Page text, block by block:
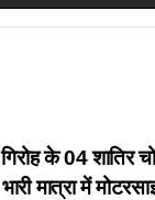
के 04 शातिर
मात्रा में